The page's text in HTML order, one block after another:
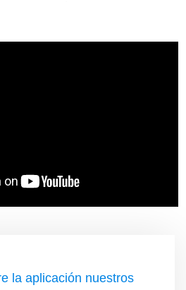
la aplicación nuestros